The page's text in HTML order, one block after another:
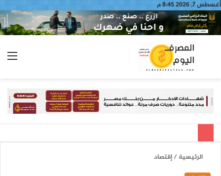
أغسطس 7, 2026 8:45 م
بحث
الرئيسية/إقتصاد